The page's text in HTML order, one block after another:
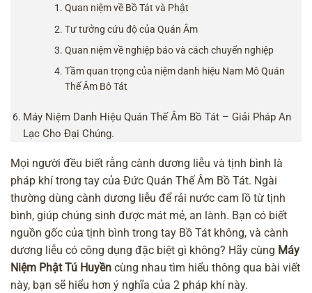
Quan niệm về Bồ Tát và Phật
Tư tưởng cứu độ của Quán Âm
Quan niệm về nghiệp báo và cách chuyển nghiệp
Tầm quan trọng của niệm danh hiệu Nam Mô Quán
Thế Âm Bô Tát
Máy Niệm Danh Hiệu Quán Thế Âm Bồ Tát – Giải Pháp An
Lạc Cho Đại Chúng.
Mọi người đều biết rằng cành dương liễu và tịnh bình là
pháp khí trong tay của Đức Quán Thế Âm Bồ Tát. Ngài
thường dùng cành dương liễu để rải nước cam lồ từ tịnh
bình, giúp chúng sinh được mát mẻ, an lành. Bạn có biết
nguồn gốc của tịnh bình trong tay Bồ Tát không, và cành
dương liễu có công dụng đặc biệt gì không? Hãy cùng Máy
Niệm Phật Tú Huyền cùng nhau tìm hiểu thông qua bài viết
này, bạn sẽ hiểu hơn ý nghĩa của 2 pháp khí này.